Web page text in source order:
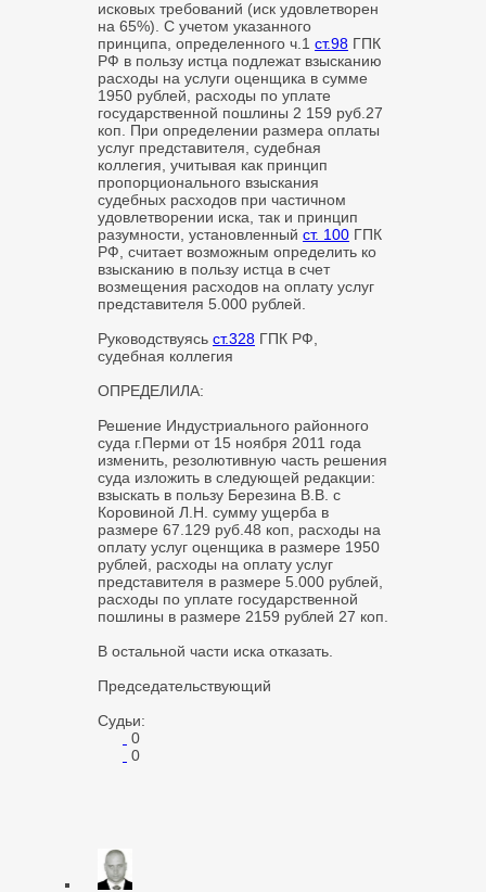
исковых требований (иск удовлетворен
на 65%). С учетом указанного
принципа, определенного ч.1 ст.98 ГПК
РФ в пользу истца подлежат взысканию
расходы на услуги оценщика в сумме
1950 рублей, расходы по уплате
государственной пошлины 2 159 руб.27
коп. При определении размера оплаты
услуг представителя, судебная
коллегия, учитывая как принцип
пропорционального взыскания
судебных расходов при частичном
удовлетворении иска, так и принцип
разумности, установленный ст. 100 ГПК
РФ, считает возможным определить ко
взысканию в пользу истца в счет
возмещения расходов на оплату услуг
представителя 5.000 рублей.
Руководствуясь ст.328 ГПК РФ,
судебная коллегия
ОПРЕДЕЛИЛА:
Решение Индустриального районного
суда г.Перми от 15 ноября 2011 года
изменить, резолютивную часть решения
суда изложить в следующей редакции:
взыскать в пользу Березина В.В. с
Коровиной Л.Н. сумму ущерба в
размере 67.129 руб.48 коп, расходы на
оплату услуг оценщика в размере 1950
рублей, расходы на оплату услуг
представителя в размере 5.000 рублей,
расходы по уплате государственной
пошлины в размере 2159 рублей 27 коп.
В остальной части иска отказать.
Председательствующий
Судьи:
0
0